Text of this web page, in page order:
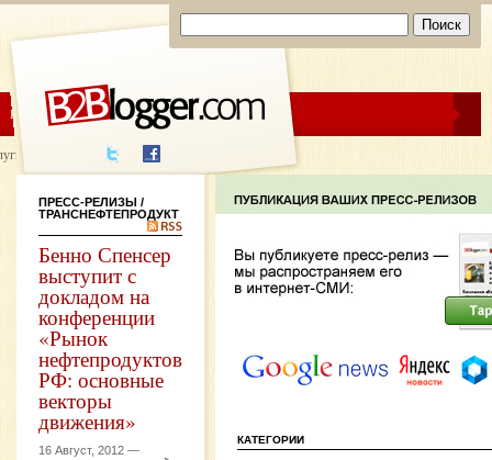
ЦЕНЫ ПОМОЩЬ
написания
ПРЕСС-РЕЛИЗЫ /
ТРАНСНЕФТЕПРОДУКТ
Бенно Спенсер
выступит с
докладом на
конференции
«Рынок
нефтепродуктов
РФ: основные
векторы
движения»
16 Август, 2012 —
КАТЕГОРИИ